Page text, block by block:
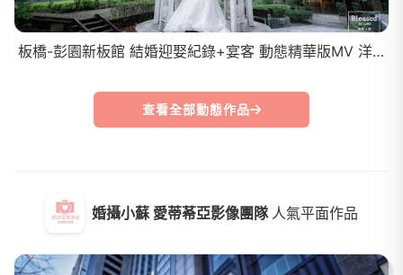
婚攝小蘇 愛蒂莃亞影像團隊 人氣平面作品
板橋-彭園新板館 結婚迎娶紀錄+宴客 動態精華版MV 洋宏&雨靖
查看全部動態作品